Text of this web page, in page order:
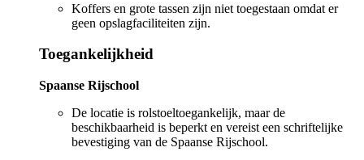
Koffers en grote tassen zijn niet toegestaan omdat er
geen opslagfaciliteiten zijn.
Toegankelijkheid
Spaanse Rijschool
De locatie is rolstoeltoegankelijk, maar de
beschikbaarheid is beperkt en vereist een schriftelijke
bevestiging van de Spaanse Rijschool.